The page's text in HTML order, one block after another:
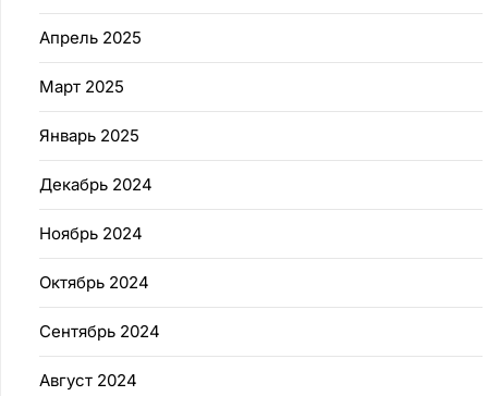
Апрель 2025
Март 2025
Январь 2025
Декабрь 2024
Ноябрь 2024
Октябрь 2024
Сентябрь 2024
Август 2024